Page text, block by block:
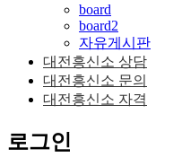
board
board2
자유게시판
대전흥신소 상담
대전흥신소 문의
대전흥신소 자격
로그인